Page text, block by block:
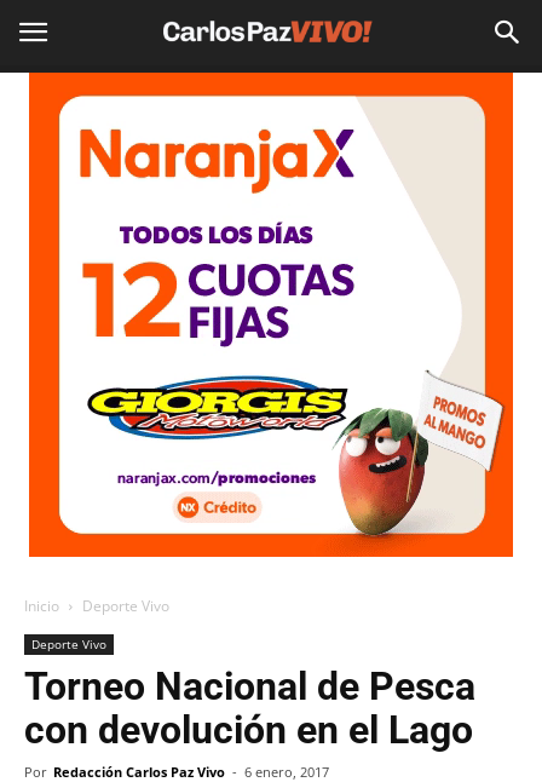
Inicio Deporte Vivo
Deporte Vivo
Torneo Nacional de Pesca
con devolución en el Lago
Por Redacción Carlos Paz Vivo - 6 enero, 2017